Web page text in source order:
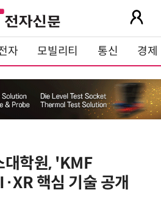
자 모빌리티 통신 경제
대학원, 'KMF
핵심 기술 공개